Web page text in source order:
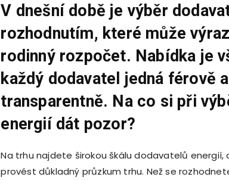
V dnešní době je výběr
rozhodnutím, které může
rodinný rozpočet. Nabídka je
každý dodavatel jedná férově a
transparentně. Na co si při
energií dát pozor?
Na trhu najdete širokou škálu dodavatelů
provést důkladný průzkum trhu. Než se